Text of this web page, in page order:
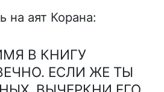
аят Корана:
В КНИГУ
ЕСЛИ ЖЕ ТЫ